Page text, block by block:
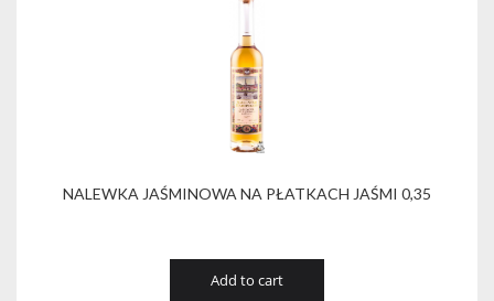
NALEWKA JAŚMINOWA NA PŁATKACH JAŚMI 0,35
Add to cart